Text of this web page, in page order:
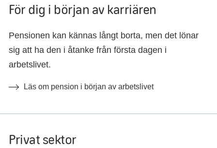
För dig i början av karriären
Pensionen kan kännas långt borta, men det lönar
sig att ha den i åtanke från första dagen i
arbetslivet.
Läs om pension i början av arbetslivet
Privat sektor